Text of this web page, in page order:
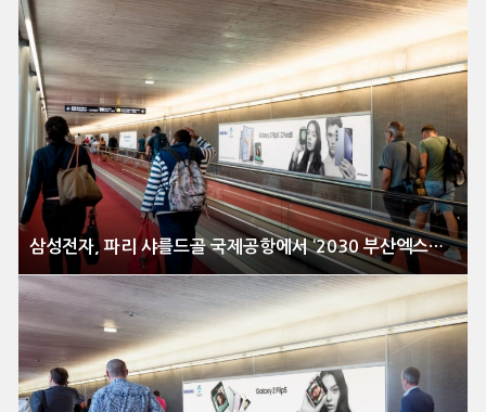
삼성전자, 파리 샤를드골 국제공항에서 ‘2030 부산엑스포’ 알린다